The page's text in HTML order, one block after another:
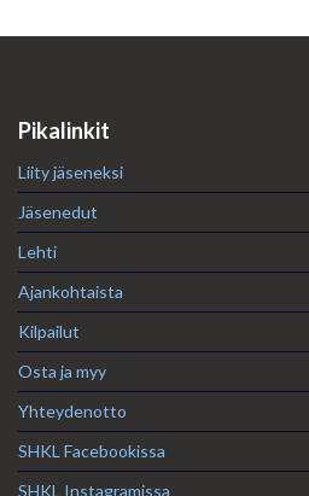
Pikalinkit
Liity jäseneksi
Jäsenedut
Lehti
Ajankohtaista
Kilpailut
Osta ja myy
Yhteydenotto
SHKL Facebookissa
SHKL Instagramissa